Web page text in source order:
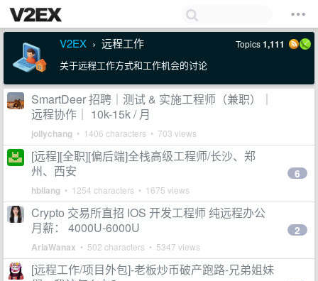
V2EX › 远程工作 Topics1,111
关于远程工作方式和工作机会的讨论
SmartDeer 招聘｜测试 & 实施工程师（兼职）｜
远程协作｜ 10k-15k / 月
jollychang • 1406 characters • 703 views
[远程][全职][偏后端]全栈高级工程师/长沙、郑
州、西安
hbliang • 1254 characters • 1675 views
6
Crypto 交易所直招 IOS 开发工程师 纯远程办公
月薪： 4000U-6000U
AriaWanax • 502 characters • 5347 views
2
[远程工作/项目外包]-老板炒币破产跑路-兄弟姐妹